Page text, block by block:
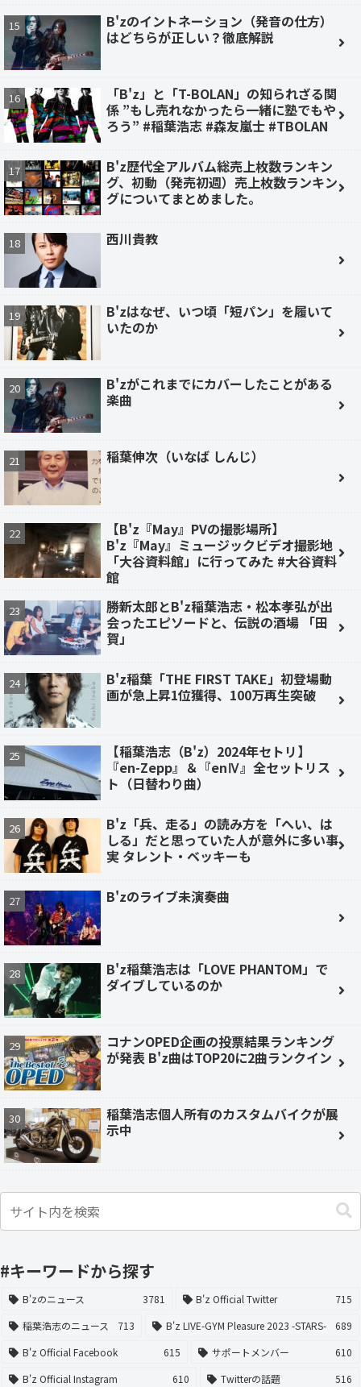
B'zのイントネーション（発音の仕方）
はどちらが正しい？徹底解説
「B'z」と「T-BOLAN」の知られざる関
係 ”もし売れなかったら一緒に塾でもや
ろう” #稲葉浩志 #森友嵐士 #TBOLAN
B'z歴代全アルバム総売上枚数ランキン
グ、初動（発売初週）売上枚数ランキン
グについてまとめました。
西川貴教
B'zはなぜ、いつ頃「短パン」を履いて
いたのか
B'zがこれまでにカバーしたことがある
楽曲
稲葉伸次（いなば しんじ）
【B'z『May』PVの撮影場所】
B'z『May』ミュージックビデオ撮影地
「大谷資料館」に行ってみた #大谷資料
館
勝新太郎とB'z稲葉浩志・松本孝弘が出
会ったエピソードと、伝説の酒場 「田
賀」
B'z稲葉「THE FIRST TAKE」初登場動
画が急上昇1位獲得、100万再生突破
【稲葉浩志（B'z）2024年セトリ】
『en-Zepp』＆『enⅣ』全セットリス
ト（日替わり曲）
B'z「兵、走る」の読み方を「へい、は
しる」だと思っていた人が意外に多い事
実 タレント・ベッキーも
B'zのライブ未演奏曲
B'z稲葉浩志は「LOVE PHANTOM」で
ダイブしているのか
コナンOPED企画の投票結果ランキング
が発表 B'z曲はTOP20に2曲ランクイン
稲葉浩志個人所有のカスタムバイクが展
示中
#キーワードから探す
B'zのニュース 3781 B'z Official Twitter
715
稲葉浩志のニュース
713 B'z LIVE-GYM Pleasure 2023 -STARS-
689
B'z Official Facebook
615 サポートメンバー
610
B'z Official Instagram
610 Twitterの話題
516